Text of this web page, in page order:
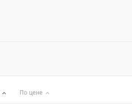
По цене